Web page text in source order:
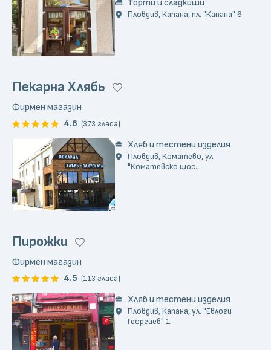
Торти и сладкиши
Пловдив, Капана, пл. "Капана" 6
Пекарна Хлябь
Фирмен магазин
4.6 (373 гласа)
Хляб и тестени изделия
Пловдив, Коматево, ул.
"Коматевско шос...
Пирожки
Фирмен магазин
4.5 (113 гласа)
Хляб и тестени изделия
Пловдив, Капана, ул. "Евлоги
Георгиев" 1